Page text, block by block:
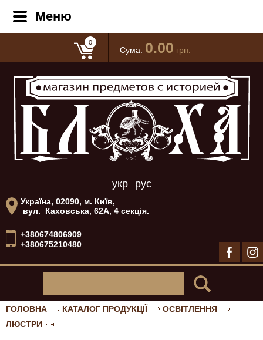
0
Сума: 0.00 грн.
укр рус
Україна, 02090, м. Київ,
вул. Каховська, 62А, 4 секція.
+380674806909
+380675210480
Меню
ГОЛОВНА КАТАЛОГ ПРОДУКЦІЇ
ОСВІТЛЕННЯ
ЛЮСТРИ